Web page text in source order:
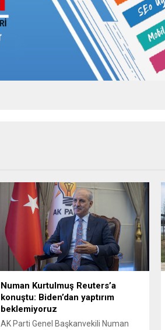
Numan Kurtulmuş Reuters’a
konuştu: Biden’dan yaptırım
beklemiyoruz
AK Parti Genel Başkanvekili Numan